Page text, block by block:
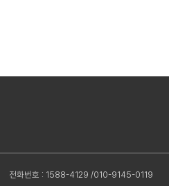
전화번호 : 1588-4129 /010-9145-0119